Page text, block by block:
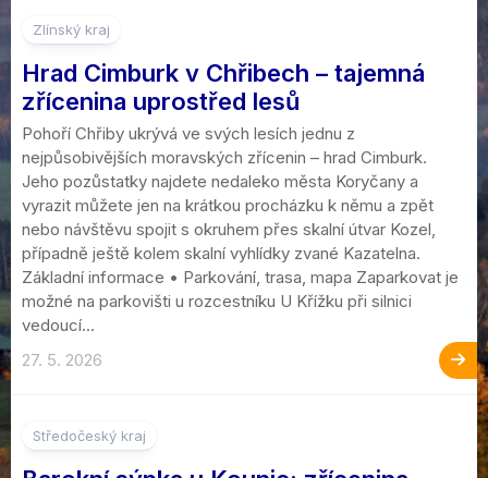
Zlínský kraj
Hrad Cimburk v Chřibech – tajemná
zřícenina uprostřed lesů
Pohoří Chřiby ukrývá ve svých lesích jednu z
nejpůsobivějších moravských zřícenin – hrad Cimburk.
Jeho pozůstatky najdete nedaleko města Koryčany a
vyrazit můžete jen na krátkou procházku k němu a zpět
nebo návštěvu spojit s okruhem přes skalní útvar Kozel,
případně ještě kolem skalní vyhlídky zvané Kazatelna.
Základní informace • Parkování, trasa, mapa Zaparkovat je
možné na parkovišti u rozcestníku U Křížku při silnici
vedoucí...
27. 5. 2026
Středočeský kraj